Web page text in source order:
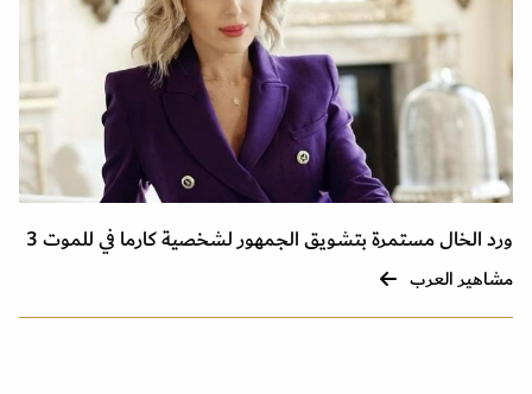
ورد الخال مستمرة بتشويق الجمهور لشخصية كارما في للموت 3
مشاهير العرب